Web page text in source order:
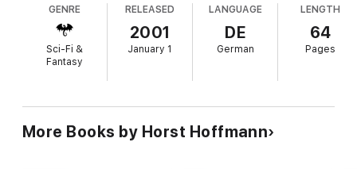
Entscheidend waren dabei zwei Faktoren: Längst werden die
Arkoniden von SEELENQUELL beherrscht, einer jungen
Superintelligenz, die sich im Zentrum ihres Imperiums
eingenistet hat. SEELENQUELL kontrolliert ebenfalls die Posbis,
die als Freunde der Menschheit kamen und dann ihre Waffen
auf die Terraner richteten.
unbekannten Sonnensystem, den Widerstand gegen die
Arkoniden und gegen die negative Superintelligenz
GENRE
Sci-Fi &
Fantasy
RELEASED
2001
January 1
LANGUAGE
DE
German
LENGTH
64
Pages
More Books by Horst Hoffmann